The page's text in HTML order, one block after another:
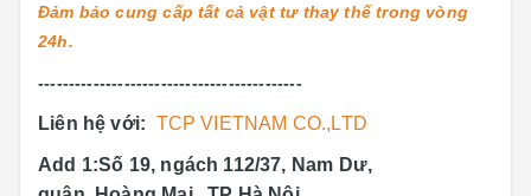
Đảm bảo cung cấp tất cả vật tư thay thế trong vòng
24h.
-------------------------------------------
Liên hệ với: TCP VIETNAM CO.,LTD
Add 1:Số 19, ngách 112/37, Nam Dư,